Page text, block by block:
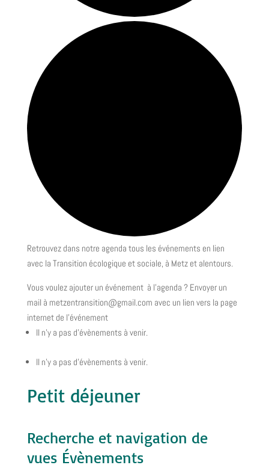
Retrouvez dans notre agenda tous les événements en lien
avec la Transition écologique et sociale, à Metz et alentours.
Vous voulez ajouter un événement à l’agenda ? Envoyer un
mail à metzentransition@gmail.com avec un lien vers la page
internet de l’événement
Il n’y a pas d’évènements à venir.
Il n’y a pas d’évènements à venir.
Petit déjeuner
Recherche et navigation de
vues Évènements